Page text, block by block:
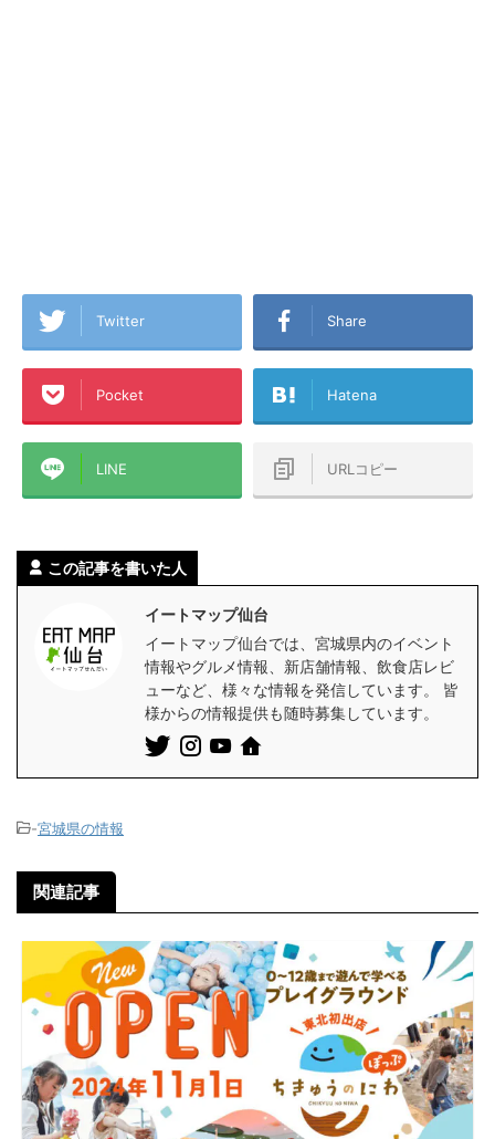
Twitter Share
Pocket Hatena
LINE URLコピー
この記事を書いた人
イートマップ仙台
イートマップ仙台では、宮城県内のイベント
情報やグルメ情報、新店舗情報、飲食店レビ
ューなど、様々な情報を発信しています。 皆
様からの情報提供も随時募集しています。
-宮城県の情報
関連記事